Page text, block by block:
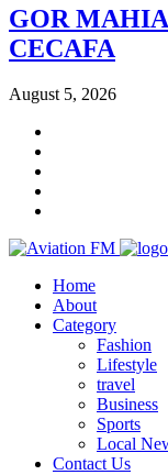
GOR
CECAFA
August 5, 2026
Home
About
Category
Fashion
Lifestyle
travel
Business
Sports
Local
Contact Us